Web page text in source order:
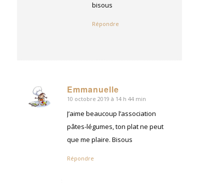
bisous
Répondre
Emmanuelle
dit
10 octobre 2019 à 14 h 44 min
J’aime beaucoup l’association
pâtes-légumes, ton plat ne peut
que me plaire. Bisous
Répondre